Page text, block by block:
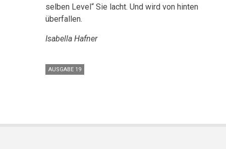
selben Level“ Sie lacht. Und wird von hinten
überfallen.
Isabella Hafner
AUSGABE 19